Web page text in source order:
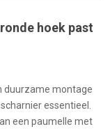
hoek past
duurzame montage
essentieel.
een paumelle met